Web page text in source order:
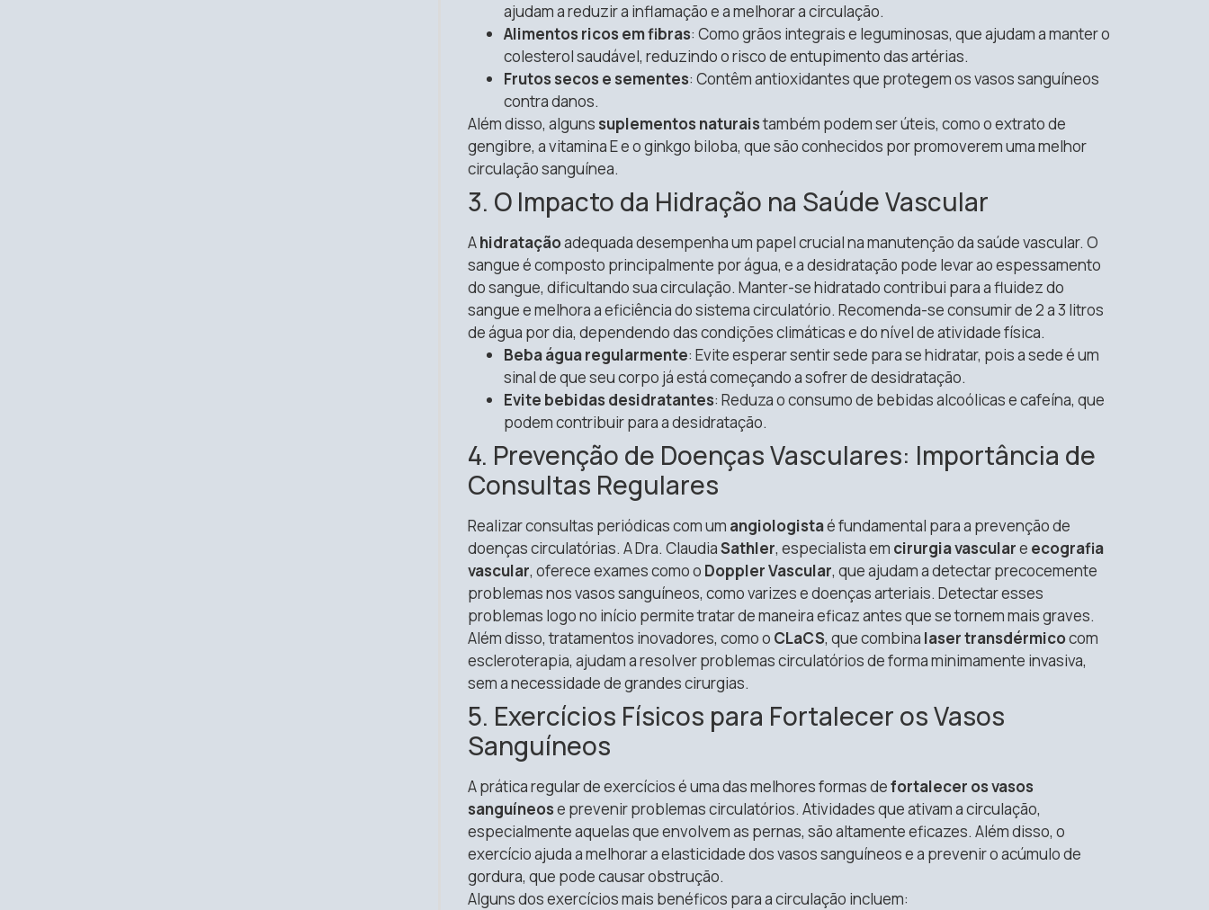
ajudam a reduzir a inflamação e a melhorar a circulação.
Alimentos ricos em fibras: Como grãos integrais e leguminosas, que ajudam a manter o
colesterol saudável, reduzindo o risco de entupimento das artérias.
Frutos secos e sementes: Contêm antioxidantes que protegem os vasos sanguíneos
contra danos.
Além disso, alguns suplementos naturaistambém podem ser úteis, como o extrato de
gengibre, a vitamina E e o ginkgo biloba, que são conhecidos por promoverem uma melhor
circulação sanguínea.
3. O Impacto da Hidração na Saúde Vascular
Ahidrataçãoadequada desempenha um papel crucial na manutenção da saúde vascular. O
sangue é composto principalmente por água, e a desidratação pode levar ao espessamento
do sangue, dificultando sua circulação. Manter-se hidratado contribui para a fluidez do
sangue e melhora a eficiência do sistema circulatório. Recomenda-se consumir de 2 a 3 litros
de água por dia, dependendo das condições climáticas e do nível de atividade física.
Beba água regularmente: Evite esperar sentir sede para se hidratar, pois a sede é um
sinal de que seu corpo já está começando a sofrer de desidratação.
Evite bebidas desidratantes: Reduza o consumo de bebidas alcoólicas e cafeína, que
podem contribuir para a desidratação.
4. Prevenção de Doenças Vasculares: Importância de
Consultas Regulares
Realizar consultas periódicas com um angiologistaé fundamental para a prevenção de
doenças circulatórias. A Dra. ClaudiaSathler, especialista em cirurgia vasculare ecografia
vascular, oferece exames como o Doppler Vascular, que ajudam a detectar precocemente
problemas nos vasos sanguíneos, como varizes e doenças arteriais. Detectar esses
problemas logo no início permite tratar de maneira eficaz antes que se tornem mais graves.
Além disso, tratamentos inovadores, como o CLaCS, que combina laser transdérmicocom
escleroterapia, ajudam a resolver problemas circulatórios de forma minimamente invasiva,
sem a necessidade de grandes cirurgias.
5. Exercícios Físicos para Fortalecer os Vasos
Sanguíneos
A prática regular de exercícios é uma das melhores formas defortalecer os vasos
sanguíneose prevenir problemas circulatórios. Atividades que ativam a circulação,
especialmente aquelas que envolvem as pernas, são altamente eficazes. Além disso, o
exercício ajuda a melhorar a elasticidade dos vasos sanguíneos e a prevenir o acúmulo de
gordura, que pode causar obstrução.
Alguns dos exercícios mais benéficos para a circulação incluem: